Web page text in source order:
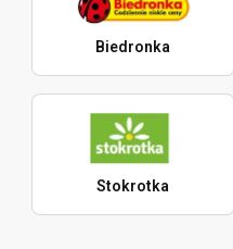
Biedronka
Stokrotka